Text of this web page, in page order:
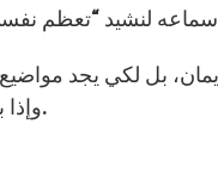
بل لكي يجد
وإذا بنعمة الله قد عملت في قلبه.